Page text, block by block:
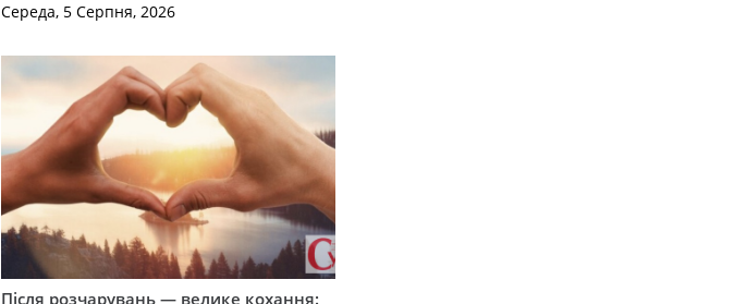
Середа, 5 Серпня, 2026
Після розчарувань — велике кохання: